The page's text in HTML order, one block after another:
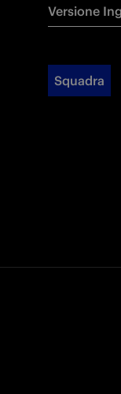
Versione
Squadra